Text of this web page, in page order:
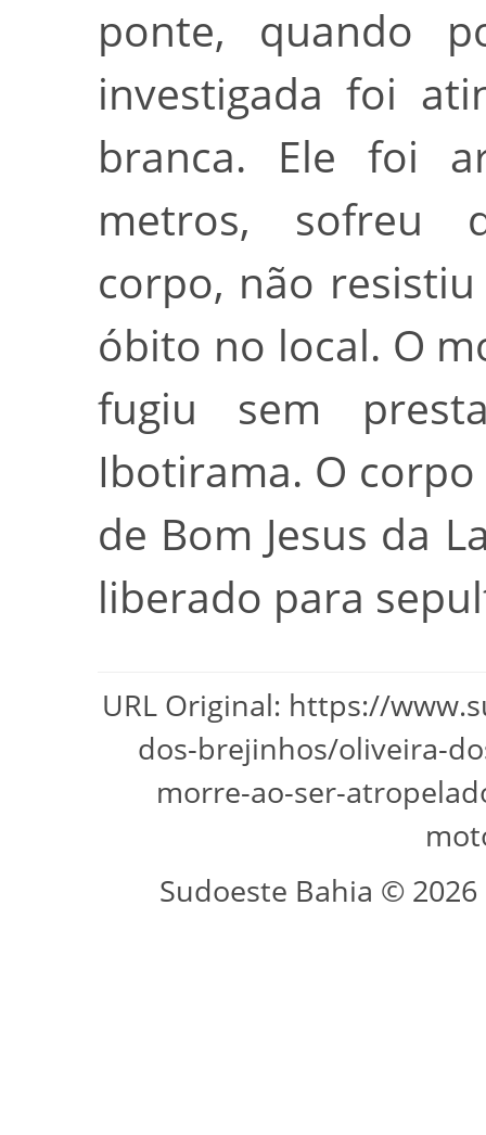
ponte, quando
investigada foi
branca. Ele foi
metros, sofreu
corpo, não
óbito no local. O
fugiu sem
Ibotirama. O
de Bom Jesus da
liberado para
URL Original: https://
dos-brejinhos/oliveira-
morre-ao-ser-
Sudoeste Bahia ©